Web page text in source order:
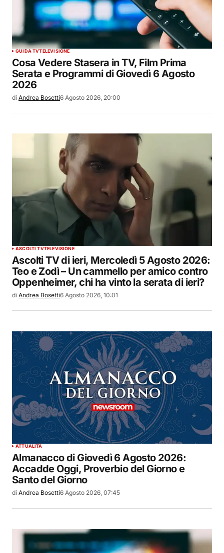
GUIDA TVTELEVISIONE
Cosa Vedere Stasera in TV, Film Prima
Serata e Programmi di Giovedì 6 Agosto
2026
di Andrea Bosetti6 Agosto 2026, 20:00
ASCOLTI TVTELEVISIONE
Ascolti TV di ieri, Mercoledì 5 Agosto 2026:
Teo e Zodì – Un cammello per amico contro
Oppenheimer, chi ha vinto la serata di ieri?
di Andrea Bosetti6 Agosto 2026, 10:01
ATTUALITÀ
Almanacco di Giovedì 6 Agosto 2026:
Accadde Oggi, Proverbio del Giorno e
Santo del Giorno
di Andrea Bosetti6 Agosto 2026, 07:45